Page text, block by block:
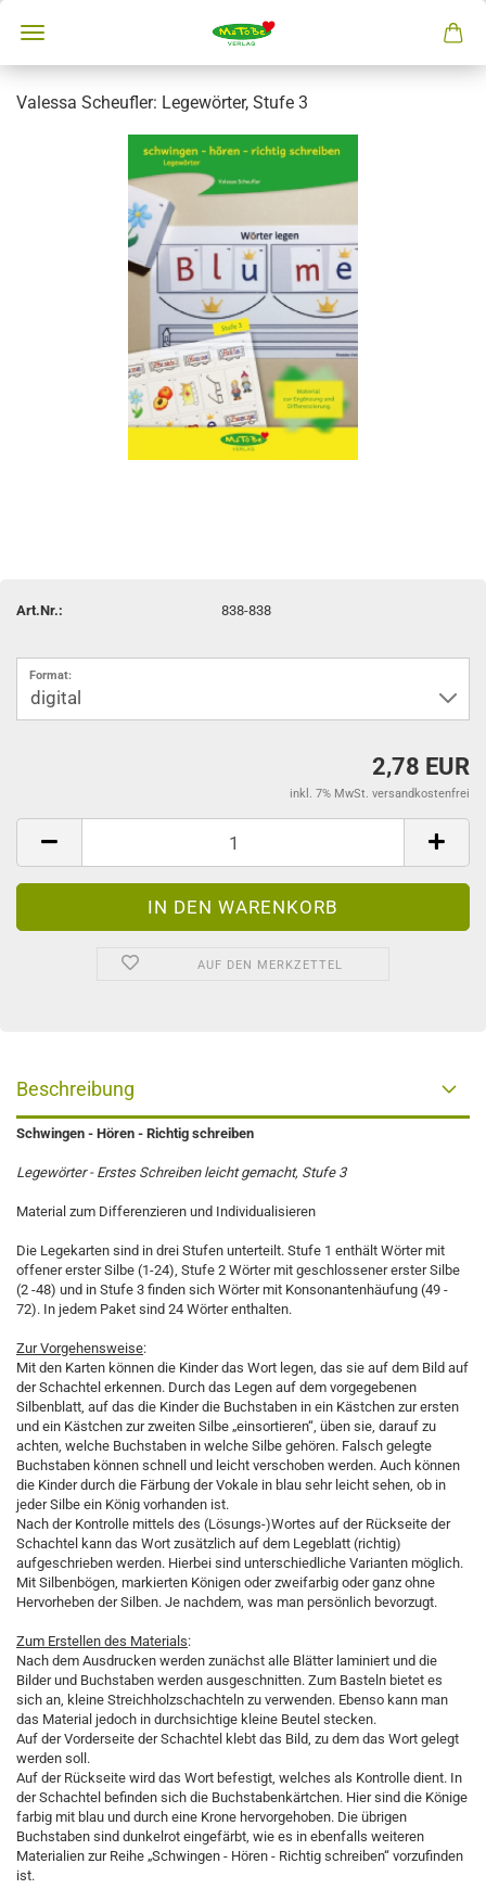
Valessa Scheufler: Legewörter, Stufe 3
Art.Nr.: 838-838
Format:
2,78 EUR
inkl. 7% MwSt. versandkostenfrei
AUF DEN MERKZETTEL
Beschreibung
Schwingen - Hören - Richtig schreiben
Legewörter - Erstes Schreiben leicht gemacht, Stufe 3
Material zum Differenzieren und Individualisieren
Die Legekarten sind in drei Stufen unterteilt. Stufe 1 enthält Wörter mit
offener erster Silbe (1-24), Stufe 2 Wörter mit geschlossener erster Silbe
(2 -48) und in Stufe 3 finden sich Wörter mit Konsonantenhäufung (49 -
72). In jedem Paket sind 24 Wörter enthalten.
Zur Vorgehensweise:
Mit den Karten können die Kinder das Wort legen, das sie auf dem Bild auf
der Schachtel erkennen. Durch das Legen auf dem vorgegebenen
Silbenblatt, auf das die Kinder die Buchstaben in ein Kästchen zur ersten
und ein Kästchen zur zweiten Silbe „einsortieren“, üben sie, darauf zu
achten, welche Buchstaben in welche Silbe gehören. Falsch gelegte
Buchstaben können schnell und leicht verschoben werden. Auch können
die Kinder durch die Färbung der Vokale in blau sehr leicht sehen, ob in
jeder Silbe ein König vorhanden ist.
Nach der Kontrolle mittels des (Lösungs-)Wortes auf der Rückseite der
Schachtel kann das Wort zusätzlich auf dem Legeblatt (richtig)
aufgeschrieben werden. Hierbei sind unterschiedliche Varianten möglich.
Mit Silbenbögen, markierten Königen oder zweifarbig oder ganz ohne
Hervorheben der Silben. Je nachdem, was man persönlich bevorzugt.
Zum Erstellen des Materials:
Nach dem Ausdrucken werden zunächst alle Blätter laminiert und die
Bilder und Buchstaben werden ausgeschnitten. Zum Basteln bietet es
sich an, kleine Streichholzschachteln zu verwenden. Ebenso kann man
das Material jedoch in durchsichtige kleine Beutel stecken.
Auf der Vorderseite der Schachtel klebt das Bild, zu dem das Wort gelegt
werden soll.
Auf der Rückseite wird das Wort befestigt, welches als Kontrolle dient. In
der Schachtel befinden sich die Buchstabenkärtchen. Hier sind die Könige
farbig mit blau und durch eine Krone hervorgehoben. Die übrigen
Buchstaben sind dunkelrot eingefärbt, wie es in ebenfalls weiteren
Materialien zur Reihe „Schwingen - Hören - Richtig schreiben“ vorzufinden
ist.